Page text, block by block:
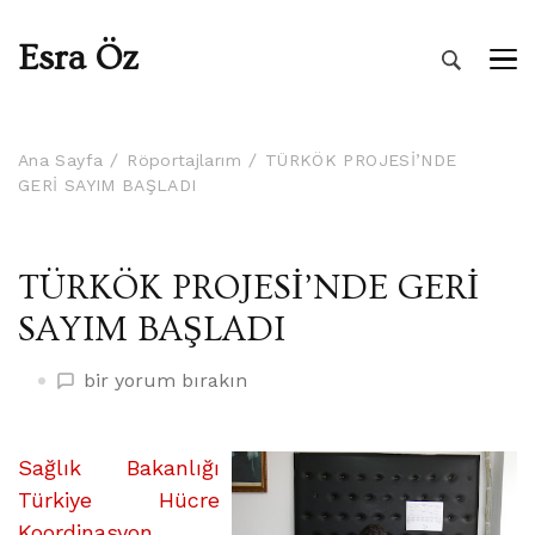
Esra Öz
Ana Sayfa Röportajlarım
TÜRKÖK PROJESİ’NDE
GERİ SAYIM BAŞLADI
TÜRKÖK PROJESİ’NDE GERİ
SAYIM BAŞLADI
TÜRKÖK
SAYIM
BAŞLADI
bir yorum bırakın
Sağlık Bakanlığı
Türkiye Hücre